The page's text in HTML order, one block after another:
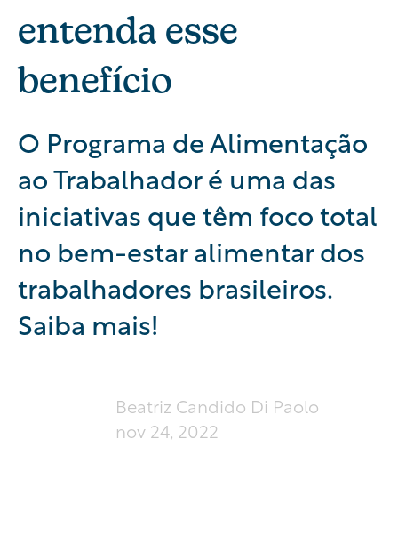
entenda esse
benefício
O Programa de Alimentação
ao Trabalhador é uma das
iniciativas que têm foco total
no bem-estar alimentar dos
trabalhadores brasileiros.
Saiba mais!
Beatriz Candido Di Paolo
nov 24, 2022